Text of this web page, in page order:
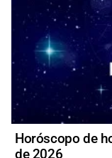
Horóscopo de
de 2026